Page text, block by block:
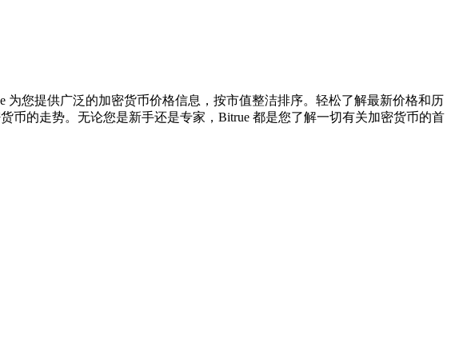
您提供广泛的加密货币价格信息，按市值整洁排序。轻松了解最新价格和历
的走势。无论您是新手还是专家，Bitrue 都是您了解一切有关加密货币的首